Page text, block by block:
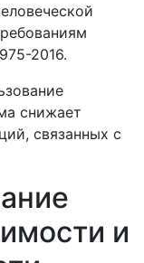
2016.
снижает
связанных с
и